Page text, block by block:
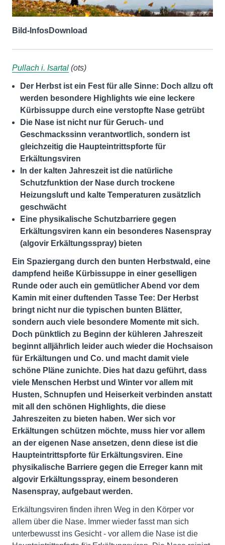
Bild-InfosDownload
Pullach i. Isartal (ots)
Der Herbst ist ein Fest für alle Sinne: Doch allzu oft
werden besondere Highlights wie eine leckere
Kürbissuppe durch eine verstopfte Nase getrübt
Die Nase ist nicht nur für Geruch- und
Geschmackssinn verantwortlich, sondern ist
gleichzeitig die Haupteintrittspforte für
Erkältungsviren
In der kalten Jahreszeit ist die natürliche
Schutzfunktion der Nase durch trockene
Heizungsluft und kalte Temperaturen zusätzlich
geschwächt
Eine physikalische Schutzbarriere gegen
Erkältungsviren kann ein besonderes Nasenspray
(algovir Erkältungsspray) bieten
Ein Spaziergang durch den bunten Herbstwald, eine
dampfend heiße Kürbissuppe in einer geselligen
Runde oder auch ein gemütlicher Abend vor dem
Kamin mit einer duftenden Tasse Tee: Der Herbst
bringt nicht nur die typischen bunten Blätter,
sondern auch viele besondere Momente mit sich.
Doch pünktlich zu Beginn der kühleren Jahreszeit
beginnt alljährlich leider auch wieder die Hochsaison
für Erkältungen und Co. und macht damit viele
schöne Pläne zunichte. Dies hat dazu geführt, dass
viele Menschen Herbst und Winter vor allem mit
Husten, Schnupfen und Heiserkeit verbinden anstatt
mit all den schönen Highlights, die diese
Jahreszeiten zu bieten haben. Wer sich vor
Erkältungen schützen möchte, muss hier vor allem
an der eigenen Nase ansetzen, denn diese ist die
Haupteintrittspforte für Erkältungsviren. Eine
physikalische Barriere gegen die Erreger kann mit
algovir Erkältungsspray, einem besonderen
Nasenspray, aufgebaut werden.
Erkältungsviren finden ihren Weg in den Körper vor
allem über die Nase. Immer wieder fasst man sich
unterbewusst ins Gesicht - vor allem die Nase ist die